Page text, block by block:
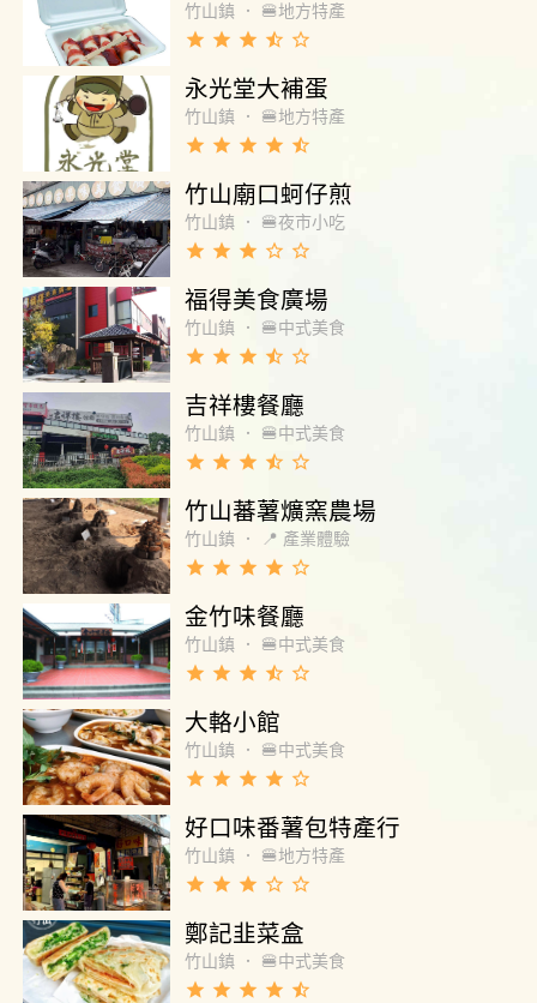
竹山鎮 ． 🍔地方特產
grade grade grade star_half star_border
永光堂大補蛋
竹山鎮 ． 🍔地方特產
grade grade grade grade star_half
竹山廟口蚵仔煎
竹山鎮 ． 🍔夜市小吃
grade grade grade star_border star_border
福得美食廣場
竹山鎮 ． 🍔中式美食
grade grade grade star_half star_border
吉祥樓餐廳
竹山鎮 ． 🍔中式美食
grade grade grade star_half star_border
竹山蕃薯爌窯農場
竹山鎮 ． 📍 產業體驗
grade grade grade grade star_border
金竹味餐廳
竹山鎮 ． 🍔中式美食
grade grade grade star_half star_border
大輅小館
竹山鎮 ． 🍔中式美食
grade grade grade grade star_border
好口味番薯包特產行
竹山鎮 ． 🍔地方特產
grade grade grade star_border star_border
鄭記韭菜盒
竹山鎮 ． 🍔中式美食
grade grade grade grade star_half